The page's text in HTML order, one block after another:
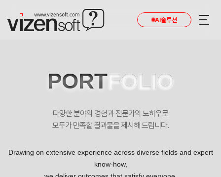
AI솔루션
PORTFOLIO
다양한 분야의 경험과 전문가의 노하우로
모두가 만족할 결과물을 제시해 드립니다.
Drawing on extensive experience across diverse fields and expert
know-how,